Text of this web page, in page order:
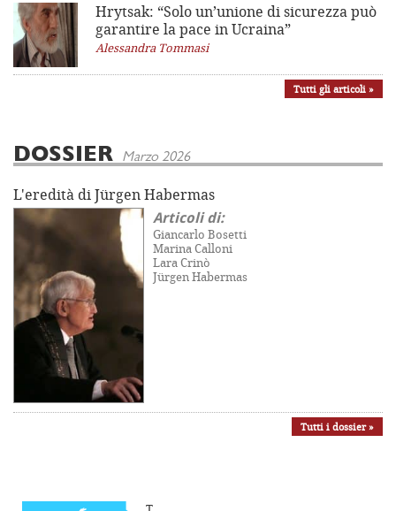
Hrytsak: “Solo un’unione di sicurezza può
garantire la pace in Ucraina”
Alessandra Tommasi
Tutti gli articoli »
DOSSIER Marzo 2026
L'eredità di Jürgen Habermas
Articoli di:
Giancarlo Bosetti
Marina Calloni
Lara Crinò
Jürgen Habermas
Tutti i dossier »